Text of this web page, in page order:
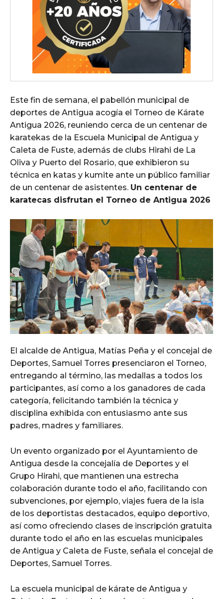
Este fin de semana, el pabellón municipal de
deportes de Antigua acogía el Torneo de Kárate
Antigua 2026, reuniendo cerca de un centenar de
karatekas de la Escuela Municipal de Antigua y
Caleta de Fuste, además de clubs Hirahi de La
Oliva y Puerto del Rosario, que exhibieron su
técnica en katas y kumite ante un público familiar
de un centenar de asistentes. Un centenar de
karatecas disfrutan el Torneo de Antigua 2026
El alcalde de Antigua, Matías Peña y el concejal de
Deportes, Samuel Torres presenciaron el Torneo,
entregando al término, las medallas a todos los
participantes, así como a los ganadores de cada
categoría, felicitando también la técnica y
disciplina exhibida con entusiasmo ante sus
padres, madres y familiares.
Un evento organizado por el Ayuntamiento de
Antigua desde la concejalía de Deportes y el
Grupo Hirahi, que mantienen una estrecha
colaboración durante todo el año, facilitando con
subvenciones, por ejemplo, viajes fuera de la isla
de los deportistas destacados, equipo deportivo,
así como ofreciendo clases de inscripción gratuita
durante todo el año en las escuelas municipales
de Antigua y Caleta de Fuste, señala el concejal de
Deportes, Samuel Torres.
La escuela municipal de kárate de Antigua y